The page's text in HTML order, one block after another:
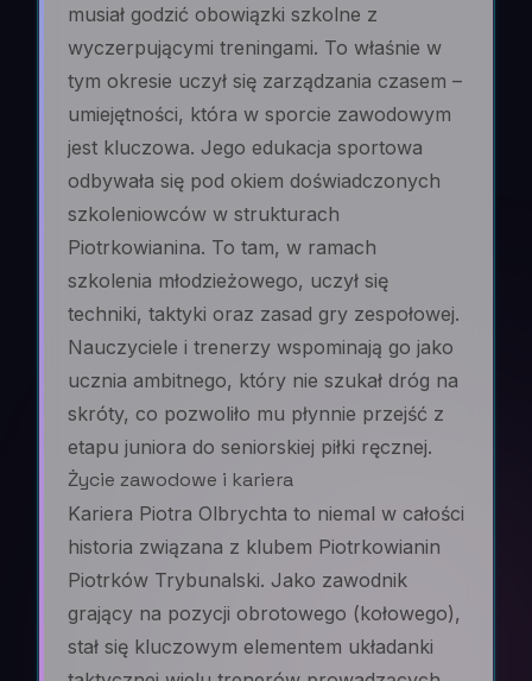
musiał godzić obowiązki szkolne z
wyczerpującymi treningami. To właśnie w
tym okresie uczył się zarządzania czasem –
umiejętności, która w sporcie zawodowym
jest kluczowa. Jego edukacja sportowa
odbywała się pod okiem doświadczonych
szkoleniowców w strukturach
Piotrkowianina. To tam, w ramach
szkolenia młodzieżowego, uczył się
techniki, taktyki oraz zasad gry zespołowej.
Nauczyciele i trenerzy wspominają go jako
ucznia ambitnego, który nie szukał dróg na
skróty, co pozwoliło mu płynnie przejść z
etapu juniora do seniorskiej piłki ręcznej.
Życie zawodowe i kariera
Kariera Piotra Olbrychta to niemal w całości
historia związana z klubem Piotrkowianin
Piotrków Trybunalski. Jako zawodnik
grający na pozycji obrotowego (kołowego),
stał się kluczowym elementem układanki